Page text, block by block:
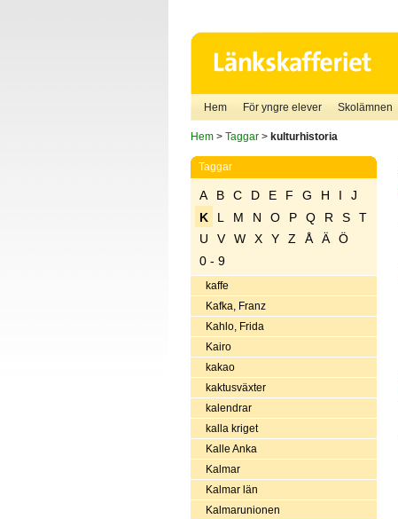
Hem För yngre elever Skolämnen
Hem> Taggar> kulturhistoria
Taggar
A B C D E F G H I
J
K
L M N O P Q R S
T
U
V W X Y Z Å Ä
Ö
0 - 9
kaffe
Kafka, Franz
Kahlo, Frida
Kairo
kakao
kaktusväxter
kalendrar
kalla kriget
Kalle Anka
Kalmar
Kalmar län
Kalmarunionen